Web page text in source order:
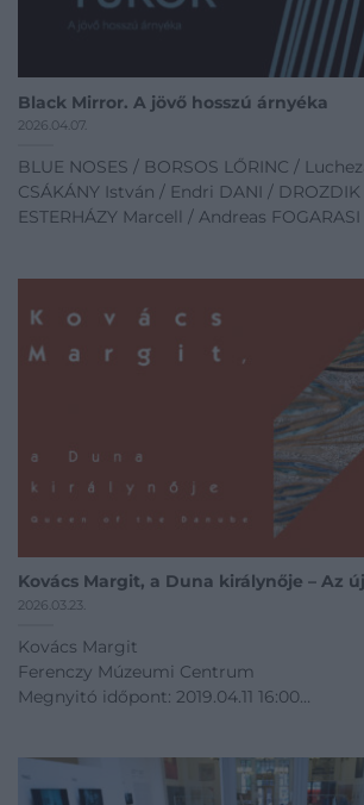
Black Mirror. A jövő hosszú árnyéka
2026.04.07.
BLUE NOSES / BORSOS LŐRINC /
CSÁKÁNY István / Endri DANI /
ESTERHÁZY Marcell / Andreas FOGARASI
Eva KOŤÁTKOVÁ / LAKNER Antal /
Jevhen NYIKIFOROV / Nam June PAIK /
Gentian SHKURTI / SOCIÉTÉ RÉALISTE /
Olekszij SZAJ / SZALAI Tibor /
TECHNOLOGIE UND DAS UNHEIMLICHE
Gyula / WALICZKY Tamás / Peter WEIBEL
Ludwig Múzeum - Kortárs Művészeti
Megnyitó időpont: 2026.04.07 16:00
04.07 - 10.18
Kiállítás linkje
Kovács Margit, a Duna királynője – Az
2026.03.23.
Kovács Margit
Ferenczy Múzeumi Centrum
Megnyitó időpont: 2019.04.11 16:00